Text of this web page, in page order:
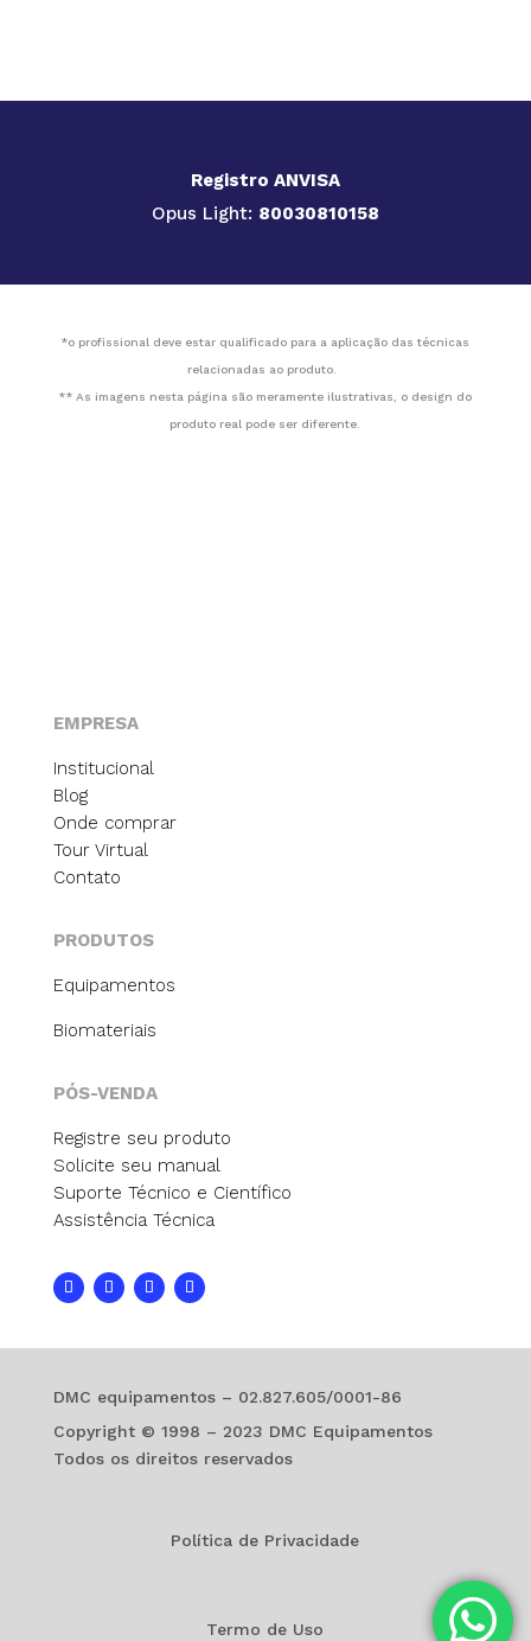
Registro ANVISA
Opus Light: 80030810158
*o profissional deve estar qualificado para a aplicação das técnicas
relacionadas ao produto.
** As imagens nesta página são meramente ilustrativas, o design do
produto real pode ser diferente.
EMPRESA
Institucional
Blog
Onde comprar
Tour Virtual
Contato
PRODUTOS
Equipamentos
Biomateriais
PÓS-VENDA
Registre seu produto
Solicite seu manual
Suporte Técnico e Científico
Assistência Técnica
DMC equipamentos – 02.827.605/0001-86
Copyright © 1998 – 2023 DMC Equipamentos
Todos os direitos reservados
Política de Privacidade
Termo de Uso